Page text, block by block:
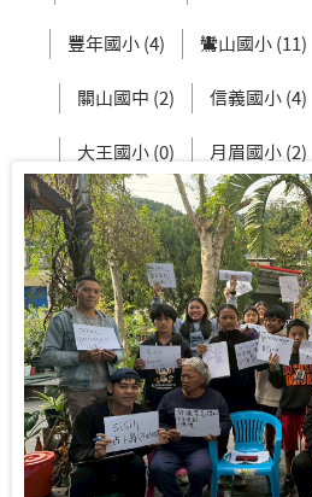
豐年國小 (4) 鸞山國小 (11)
關山國中 (2) 信義國小 (4)
大王國小 (0) 月眉國小 (2)
新生國中 (3) 東